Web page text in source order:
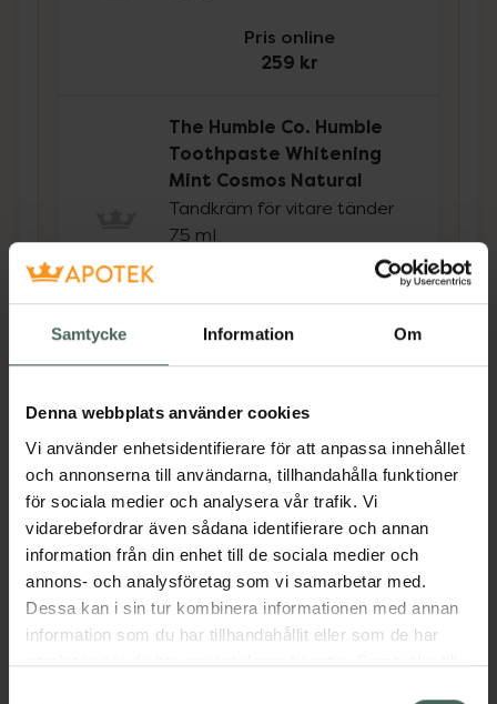
Samtycke Information Om
Denna webbplats använder cookies
Vi använder enhetsidentifierare för att anpassa innehållet
och annonserna till användarna, tillhandahålla funktioner
för sociala medier och analysera vår trafik. Vi
vidarebefordrar även sådana identifierare och annan
information från din enhet till de sociala medier och
annons- och analysföretag som vi samarbetar med.
Dessa kan i sin tur kombinera informationen med annan
information som du har tillhandahållit eller som de har
samlat in när du har använt deras tjänster. Samtycke till
Pris online
259 kr
The Humble Co. Humble
Toothpaste Whitening
Mint Cosmos Natural
Tandkräm för vitare tänder
75 ml
49 kr
Beskrivning Dölj
"The Humble Co. Whitening Strips är
tillverkade med naturliga ingredienser och en
peroxidfri, skonsam formula som skyddar
emaljen och samtidigt ger ett effektivt